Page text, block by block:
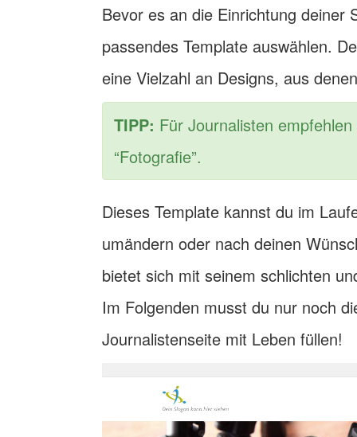
Bevor es an die Einrichtung deiner
passendes Template auswählen.
eine Vielzahl an Designs, aus
TIPP: Für Journalisten
“Fotografie”.
Dieses Template kannst du im
umändern oder nach deinen
bietet sich mit seinem schlichten
Im Folgenden musst du nur noch
Journalistenseite mit Leben füllen!